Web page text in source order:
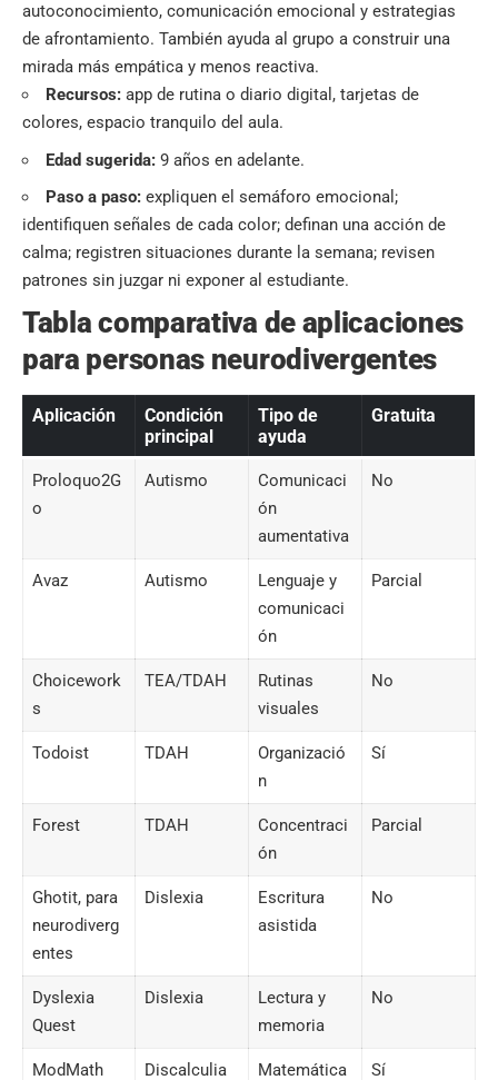
autoconocimiento, comunicación emocional y estrategias
de afrontamiento. También ayuda al grupo a construir una
mirada más empática y menos reactiva.
Recursos: app de rutina o diario digital, tarjetas de
colores, espacio tranquilo del aula.
Edad sugerida: 9 años en adelante.
Paso a paso: expliquen el semáforo emocional;
identifiquen señales de cada color; definan una acción de
calma; registren situaciones durante la semana; revisen
patrones sin juzgar ni exponer al estudiante.
Tabla comparativa de aplicaciones
para personas neurodivergentes
Aplicación
Condición
principal
Tipo de
ayuda
Gratuita
Proloquo2G
o
Autismo
Comunicaci
ón
aumentativa
No
Avaz Autismo
Lenguaje y
comunicaci
ón
Parcial
Choicework
s
TEA/TDAH
Rutinas
visuales
No
Todoist TDAH
Organizació
n
Sí
Forest TDAH
Concentraci
ón
Parcial
Ghotit, para
neurodiverg
entes
Dislexia
Escritura
asistida
No
Dyslexia
Quest
Dislexia
Lectura y
memoria
No
ModMath Discalculia Matemática Sí